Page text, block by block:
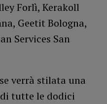
Forlì, Kerakoll
Geetit Bologna,
Services San
verrà stilata una
tutte le dodici